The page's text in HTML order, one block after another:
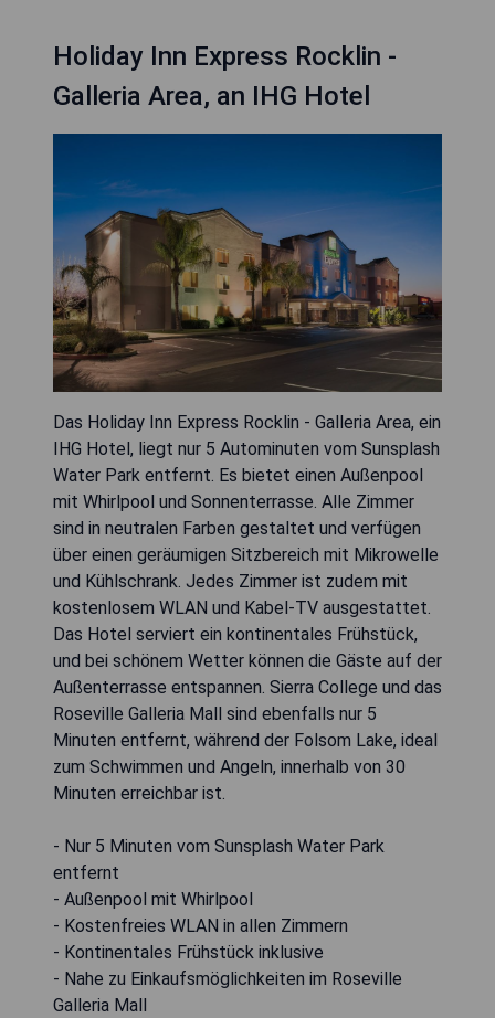
Holiday Inn Express Rocklin -
Galleria Area, an IHG Hotel
Das Holiday Inn Express Rocklin - Galleria Area, ein
IHG Hotel, liegt nur 5 Autominuten vom Sunsplash
Water Park entfernt. Es bietet einen Außenpool
mit Whirlpool und Sonnenterrasse. Alle Zimmer
sind in neutralen Farben gestaltet und verfügen
über einen geräumigen Sitzbereich mit Mikrowelle
und Kühlschrank. Jedes Zimmer ist zudem mit
kostenlosem WLAN und Kabel-TV ausgestattet.
Das Hotel serviert ein kontinentales Frühstück,
und bei schönem Wetter können die Gäste auf der
Außenterrasse entspannen. Sierra College und das
Roseville Galleria Mall sind ebenfalls nur 5
Minuten entfernt, während der Folsom Lake, ideal
zum Schwimmen und Angeln, innerhalb von 30
Minuten erreichbar ist.
- Nur 5 Minuten vom Sunsplash Water Park
entfernt
- Außenpool mit Whirlpool
- Kostenfreies WLAN in allen Zimmern
- Kontinentales Frühstück inklusive
- Nahe zu Einkaufsmöglichkeiten im Roseville
Galleria Mall